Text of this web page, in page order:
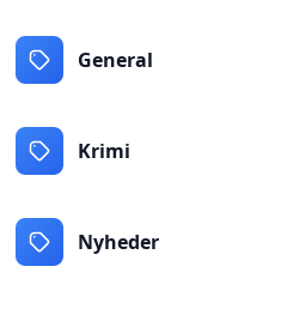
General
Krimi
Nyheder